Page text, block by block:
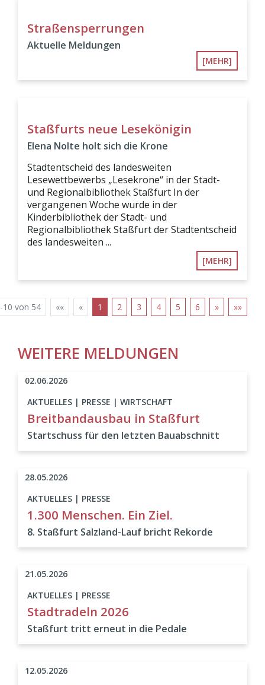
Straßensperrungen
Aktuelle Meldungen
[MEHR]
Staßfurts neue Lesekönigin
Elena Nolte holt sich die Krone
Stadtentscheid des landesweiten
Lesewettbewerbs „Lesekrone“ in der Stadt-
und Regionalbibliothek Staßfurt In der
vergangenen Woche wurde in der
Kinderbibliothek der Stadt- und
Regionalbibliothek Staßfurt der Stadtentscheid
des landesweiten ...
[MEHR]
10 von 54 «« « 1 2 3 4 5 6 » »»
WEITERE MELDUNGEN
AKTUELLES | PRESSE | WIRTSCHAFT
Breitbandausbau in Staßfurt
Startschuss für den letzten Bauabschnitt
02.06.2026
AKTUELLES | PRESSE
1.300 Menschen. Ein Ziel.
8. Staßfurt Salzland-Lauf bricht Rekorde
28.05.2026
AKTUELLES | PRESSE
Stadtradeln 2026
Staßfurt tritt erneut in die Pedale
21.05.2026
12.05.2026